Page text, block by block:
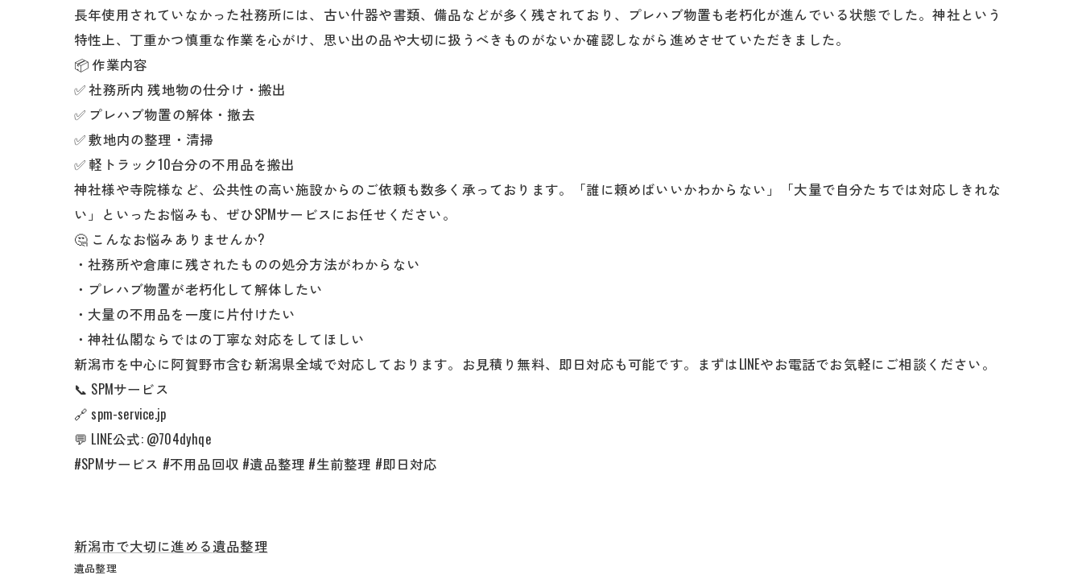
長年使用されていなかった社務所には、古い什器や書類、備品などが多く残されており、プレハブ物置も老朽化が進んでいる状態でした。神社という
特性上、丁重かつ慎重な作業を心がけ、思い出の品や大切に扱うべきものがないか確認しながら進めさせていただきました。
📦 作業内容
✅ 社務所内 残地物の仕分け・搬出
✅ プレハブ物置の解体・撤去
✅ 敷地内の整理・清掃
✅ 軽トラック10台分の不用品を搬出
神社様や寺院様など、公共性の高い施設からのご依頼も数多く承っております。「誰に頼めばいいかわからない」「大量で自分たちでは対応しきれな
い」といったお悩みも、ぜひSPMサービスにお任せください。
🤔 こんなお悩みありませんか?
・社務所や倉庫に残されたものの処分方法がわからない
・プレハブ物置が老朽化して解体したい
・大量の不用品を一度に片付けたい
・神社仏閣ならではの丁寧な対応をしてほしい
新潟市を中心に阿賀野市含む新潟県全域で対応しております。お見積り無料、即日対応も可能です。まずはLINEやお電話でお気軽にご相談ください。
📞 SPMサービス
🔗 spm-service.jp
💬 LINE公式: @704dyhqe
#SPMサービス #不用品回収 #遺品整理 #生前整理 #即日対応
新潟市で大切に進める遺品整理
遺品整理